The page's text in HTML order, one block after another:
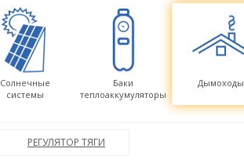
Солнечные
системы
Баки
теплоаккумуляторы
Дымоходы
РЕГУЛЯТОР ТЯГИ